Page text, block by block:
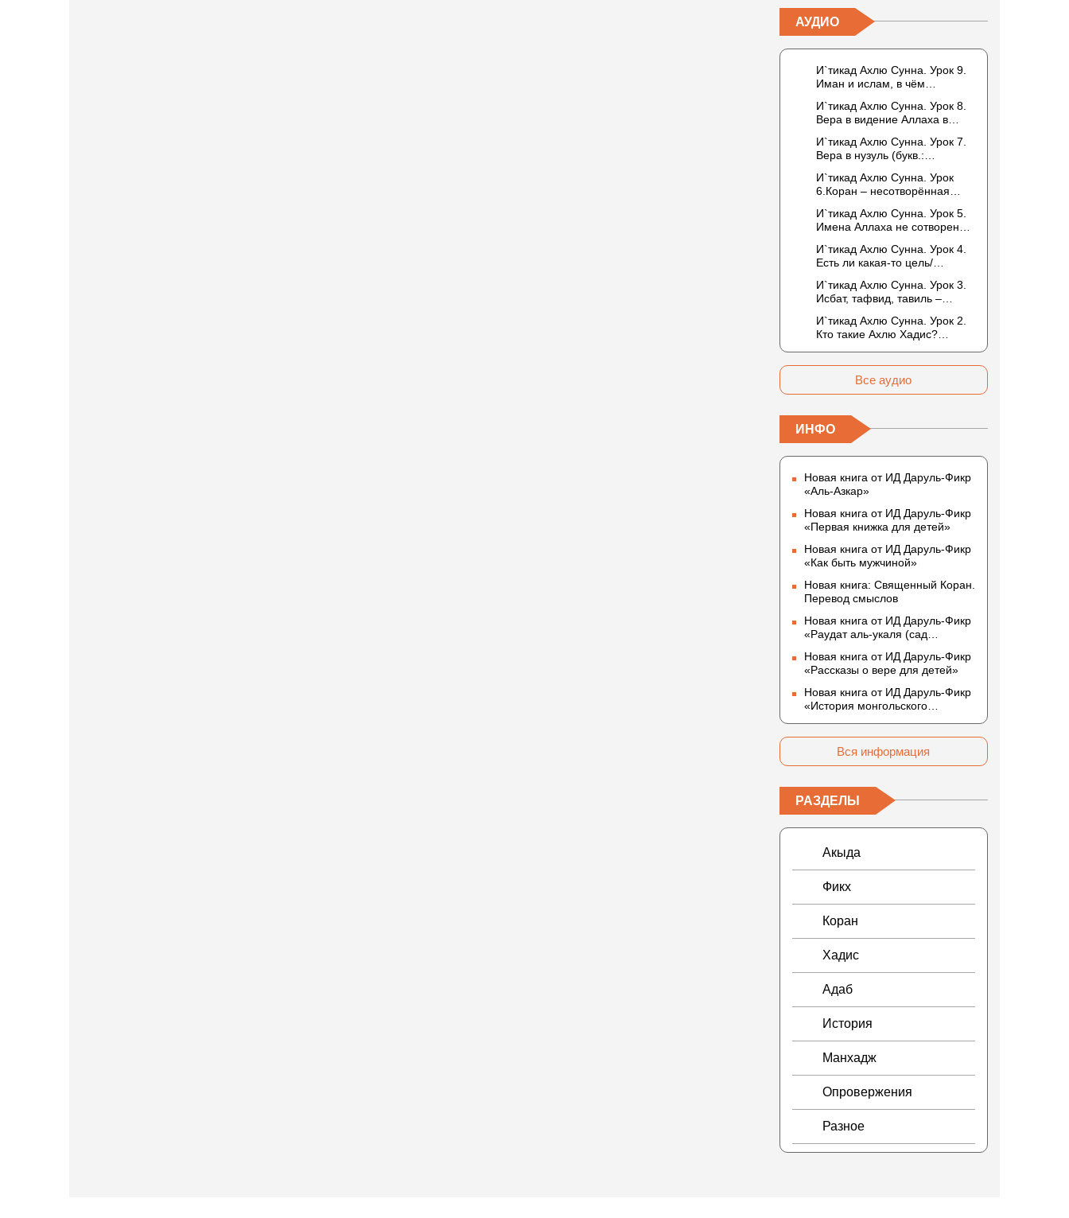
АУДИО
И`тикад Ахлю Сунна. Урок 9.
Иман и ислам, в чём
то обитателем Рая или Ада?
И`тикад Ахлю Сунна. Урок 8.
Вера в видение Аллаха в
Отрицание телесности Абу
Бакром аль-Исмаили.
Отрицание телесности в
книге Усмана ибн Саида ад-
Дарими. Иман – это слова,
дела и познание
И`тикад Ахлю Сунна. Урок 7.
Вера в нузуль (букв.:
Усмана ибн Саида ад-Дарими
о нузуле. Считал ли ад-
Дарими, что Аллах
описывается физическим
И`тикад Ахлю Сунна. Урок
6.Коран – несотворённая
Корана сотворено?
Предопределение судьбы
И`тикад Ахлю Сунна. Урок 5.
Имена Аллаха не сотворены.
сифатов. Описание Аллаха
сифатом «вадж» (букв.: лик)
И`тикад Ахлю Сунна. Урок 4.
Есть ли какая-то цель/
Всевышнего? Можно ли
отрицать в отношении Аллаха
недостатки, отрицание
которых не пришло в Коране
и Сунне? Концепция ибн
И`тикад Ахлю Сунна. Урок 3.
Исбат, тафвид, тавиль –
муташабихат. Можно ли
переводить сифаты аль-
хабария на русский язык? Что
означает утверждение
сифата «биля кейфа» (без
образа)?
И`тикад Ахлю Сунна. Урок 2.
Кто такие Ахлю Хадис?
Атрибутов Всевышнего
Все аудио
ИНФО
Новая книга от ИД Даруль-Фикр
«Аль-Азкар»
Новая книга от ИД Даруль-Фикр
«Первая книжка для детей»
Новая книга от ИД Даруль-Фикр
«Как быть мужчиной»
Новая книга: Священный Коран.
Перевод смыслов
Новая книга от ИД Даруль-Фикр
«Раудат аль-укаля (cад
благородных)»
Новая книга от ИД Даруль-Фикр
«Рассказы о вере для детей»
Новая книга от ИД Даруль-Фикр
«История монгольского
Вся информация
РАЗДЕЛЫ
Акыда
Фикх
Коран
Хадис
Адаб
История
Манхадж
Опровержения
Разное